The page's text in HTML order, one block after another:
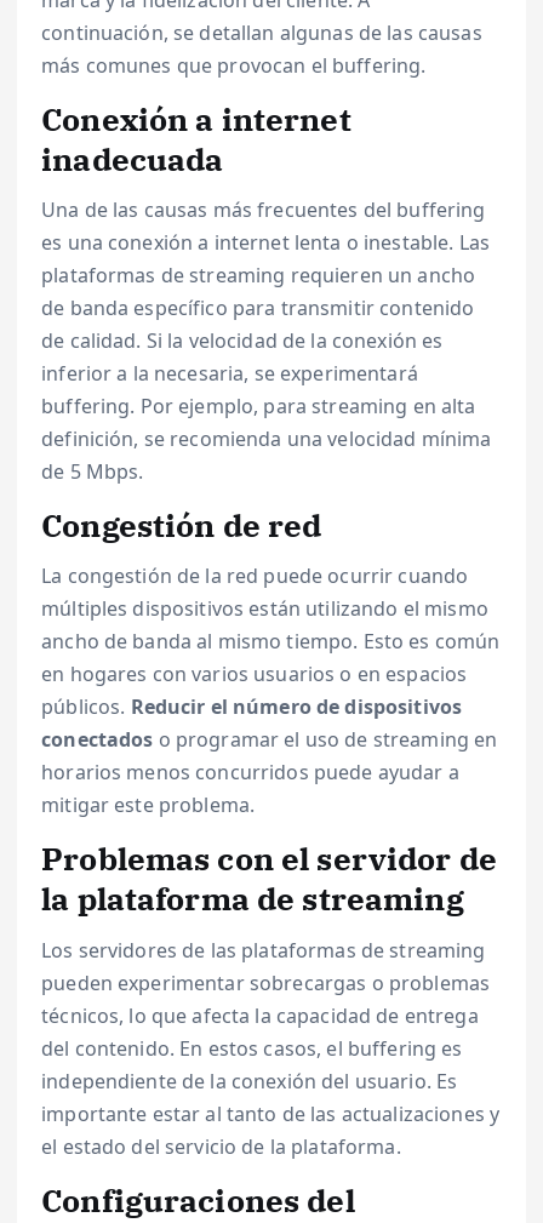
continuación, se detallan algunas de las causas
más comunes que provocan el buffering.
Conexión a internet
inadecuada
Una de las causas más frecuentes del buffering
es una conexión a internet lenta o inestable. Las
plataformas de streaming requieren un ancho
de banda específico para transmitir contenido
de calidad. Si la velocidad de la conexión es
inferior a la necesaria, se experimentará
buffering. Por ejemplo, para streaming en alta
definición, se recomienda una velocidad mínima
de 5 Mbps.
Congestión de red
La congestión de la red puede ocurrir cuando
múltiples dispositivos están utilizando el mismo
ancho de banda al mismo tiempo. Esto es común
en hogares con varios usuarios o en espacios
públicos. Reducir el número de dispositivos
conectados o programar el uso de streaming en
horarios menos concurridos puede ayudar a
mitigar este problema.
Problemas con el servidor de
la plataforma de streaming
Los servidores de las plataformas de streaming
pueden experimentar sobrecargas o problemas
técnicos, lo que afecta la capacidad de entrega
del contenido. En estos casos, el buffering es
independiente de la conexión del usuario. Es
importante estar al tanto de las actualizaciones y
el estado del servicio de la plataforma.
Configuraciones del